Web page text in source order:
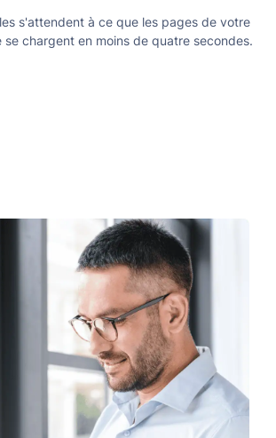
s'attendent à ce que les pages de votre
se chargent en moins de quatre secondes.